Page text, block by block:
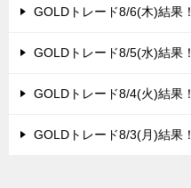
GOLDトレード8/6(木)結果！
GOLDトレード8/5(水)結果！
GOLDトレード8/4(火)結果！
GOLDトレード8/3(月)結果！